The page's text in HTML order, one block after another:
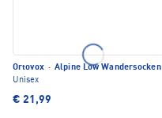
Ortovox · Alpine Low Wandersocken
Unisex
€ 21,99